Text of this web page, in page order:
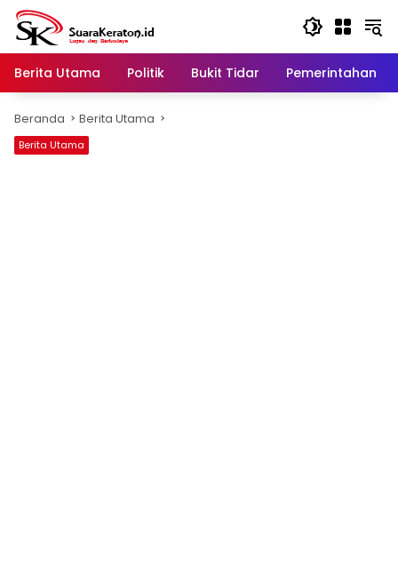
Langsung
konten
Berita Utama
Politik Bukit Tidar Pemerintahan
Beranda Berita Utama
Berita Utama